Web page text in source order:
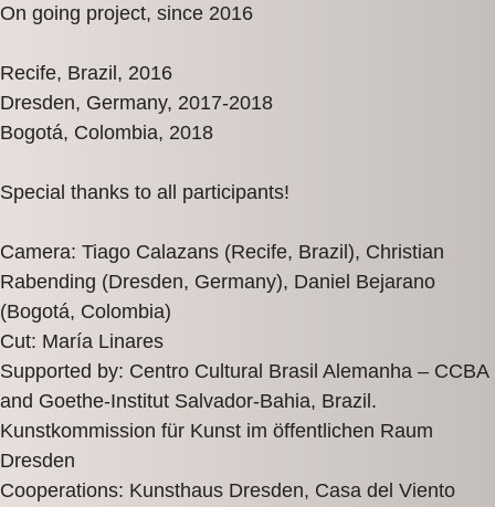
On going project, since 2016
Recife, Brazil, 2016
Dresden, Germany, 2017-2018
Bogotá, Colombia, 2018
Special thanks to all participants!
Camera: Tiago Calazans (Recife, Brazil), Christian
Rabending (Dresden, Germany), Daniel Bejarano
(Bogotá, Colombia)
Cut: María Linares
Supported by: Centro Cultural Brasil Alemanha – CCBA
and Goethe-Institut Salvador-Bahia, Brazil.
Kunstkommission für Kunst im öffentlichen Raum
Dresden
Cooperations: Kunsthaus Dresden, Casa del Viento